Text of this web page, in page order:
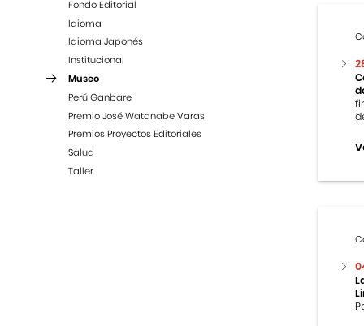
Fondo Editorial
Idioma
Idioma Japonés
Institucional
Museo
Perú Ganbare
Premio José Watanabe Varas
Premios Proyectos Editoriales
Salud
Taller